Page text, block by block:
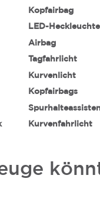
Kopfairbag
LED-
Airbag
Tagfahrlicht
Kurvenlicht
Kopfairbags
Kurvenfahrlicht